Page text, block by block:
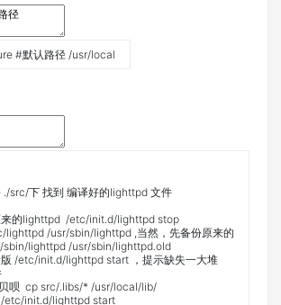
#默认路径 /usr/local
/src/下 找到 编译好的lighttpd 文件
的lighttpd /etc/init d/lighttpd stop
/lighttpd /usr/sbin/lighttpd ,当然，先备份原来的
/sbin/lighttpd /usr/sbin/lighttpd old
/etc/init d/lighttpd start ，提示缺失一大堆
呗 cp src/ libs/* /usr/local/lib/
/etc/init d/lighttpd start